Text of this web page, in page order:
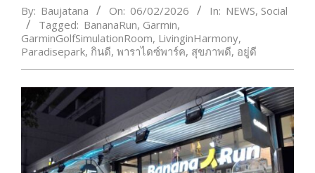
By: Baujatana On: 06/02/2026 In: NEWS, Social
Tagged: BananaRun, Garmin,
GarminGolfSimulationRoom, LivinginHarmony,
Paradisepark, กินดี, พาราไดซ์พาร์ค, สุขภาพดี, อยู่ดี